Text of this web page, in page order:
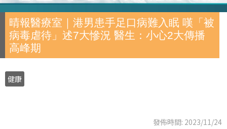
晴報醫療室｜港男患手足口病難入眠 嘆「被
病毒虐待」述7大慘況 醫生：小心2大傳播
高峰期
健康
發佈時間: 2023/11/24